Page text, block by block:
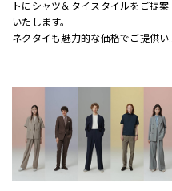
トにシャツ＆タイスタイルをご提案
いたします。
ネクタイも魅力的な価格でご提供い
いたします。
スタッフにお気軽にお声かけくださ
い。